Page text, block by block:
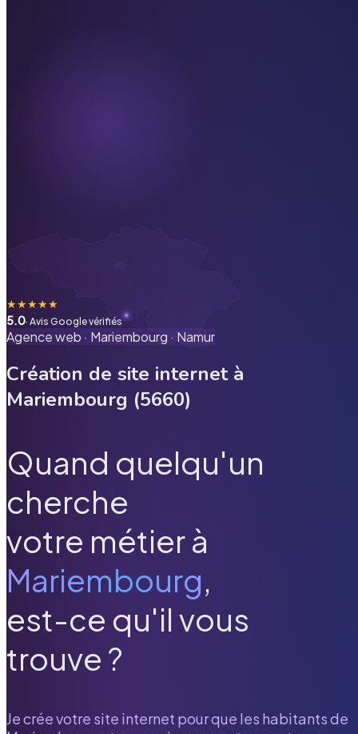
★★★★★
5.0· Avis Google vérifiés
Agence web · Mariembourg · Namur
Création de site internet à
Mariembourg (5660)
Quand quelqu'un
cherche
votre métier à
Mariembourg,
est-ce qu'il vous
trouve ?
Je crée votre site internet pour que les habitants de